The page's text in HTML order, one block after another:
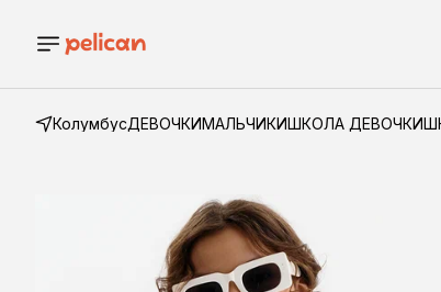
КолумбусДЕВОЧКИМАЛЬЧИКИШКОЛА ДЕВОЧКИ